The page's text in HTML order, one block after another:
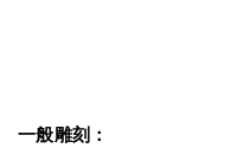
一般雕刻：